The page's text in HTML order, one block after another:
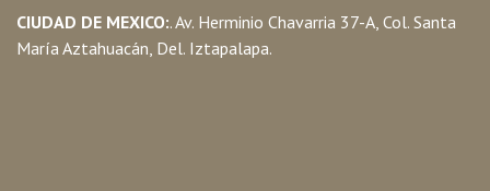
CIUDAD DE MEXICO:. Av. Herminio Chavarria 37-A, Col. Santa
María Aztahuacán, Del. Iztapalapa.